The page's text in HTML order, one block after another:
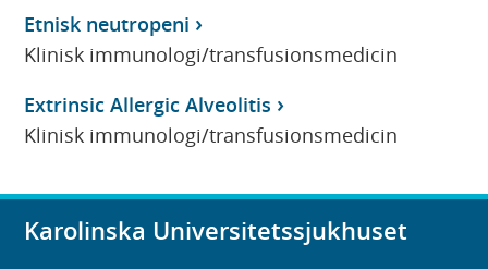
Etnisk neutropeni
Klinisk immunologi/transfusionsmedicin
Extrinsic Allergic Alveolitis
Klinisk immunologi/transfusionsmedicin
Karolinska Universitetssjukhuset